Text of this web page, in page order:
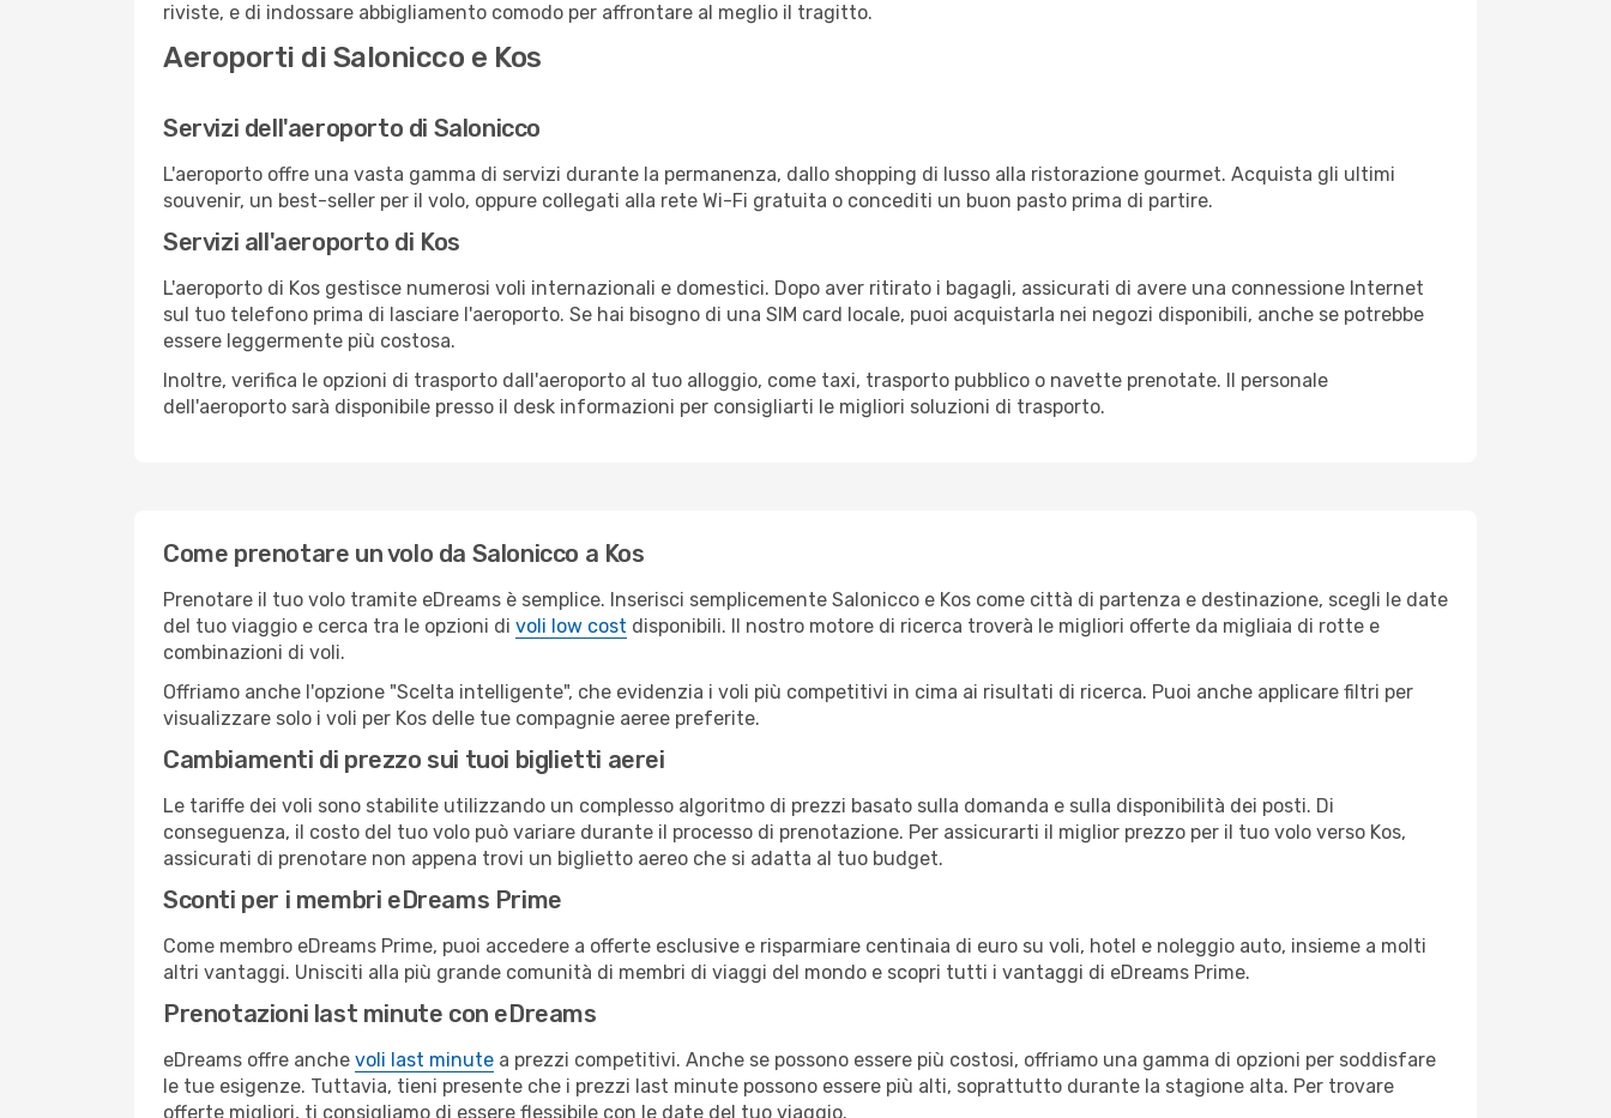
riviste, e di indossare abbigliamento comodo per affrontare al meglio il tragitto.
Aeroporti di Salonicco e Kos
Servizi dell'aeroporto di Salonicco
L'aeroporto offre una vasta gamma di servizi durante la permanenza, dallo shopping di lusso alla ristorazione gourmet. Acquista gli ultimi
souvenir, un best-seller per il volo, oppure collegati alla rete Wi-Fi gratuita o concediti un buon pasto prima di partire.
Servizi all'aeroporto di Kos
L'aeroporto di Kos gestisce numerosi voli internazionali e domestici. Dopo aver ritirato i bagagli, assicurati di avere una connessione Internet
sul tuo telefono prima di lasciare l'aeroporto. Se hai bisogno di una SIM card locale, puoi acquistarla nei negozi disponibili, anche se potrebbe
essere leggermente più costosa.
Inoltre, verifica le opzioni di trasporto dall'aeroporto al tuo alloggio, come taxi, trasporto pubblico o navette prenotate. Il personale
dell'aeroporto sarà disponibile presso il desk informazioni per consigliarti le migliori soluzioni di trasporto.
Come prenotare un volo da Salonicco a Kos
Prenotare il tuo volo tramite eDreams è semplice. Inserisci semplicemente Salonicco e Kos come città di partenza e destinazione, scegli le date
del tuo viaggio e cerca tra le opzioni di voli low cost disponibili. Il nostro motore di ricerca troverà le migliori offerte da migliaia di rotte e
combinazioni di voli.
Offriamo anche l'opzione "Scelta intelligente", che evidenzia i voli più competitivi in cima ai risultati di ricerca. Puoi anche applicare filtri per
visualizzare solo i voli per Kos delle tue compagnie aeree preferite.
Cambiamenti di prezzo sui tuoi biglietti aerei
Le tariffe dei voli sono stabilite utilizzando un complesso algoritmo di prezzi basato sulla domanda e sulla disponibilità dei posti. Di
conseguenza, il costo del tuo volo può variare durante il processo di prenotazione. Per assicurarti il miglior prezzo per il tuo volo verso Kos,
assicurati di prenotare non appena trovi un biglietto aereo che si adatta al tuo budget.
Sconti per i membri eDreams Prime
Come membro eDreams Prime, puoi accedere a offerte esclusive e risparmiare centinaia di euro su voli, hotel e noleggio auto, insieme a molti
altri vantaggi. Unisciti alla più grande comunità di membri di viaggi del mondo e scopri tutti i vantaggi di eDreams Prime.
Prenotazioni last minute con eDreams
eDreams offre anche voli last minute a prezzi competitivi. Anche se possono essere più costosi, offriamo una gamma di opzioni per soddisfare
le tue esigenze. Tuttavia, tieni presente che i prezzi last minute possono essere più alti, soprattutto durante la stagione alta. Per trovare
offerte migliori, ti consigliamo di essere flessibile con le date del tuo viaggio.